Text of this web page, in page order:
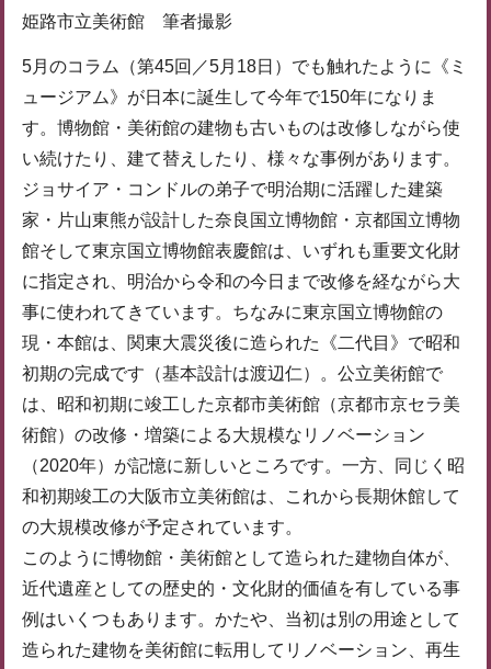
姫路市立美術館 筆者撮影
5月のコラム（第45回／5月18日）でも触れたように《ミ
ュージアム》が日本に誕生して今年で150年になりま
す。博物館・美術館の建物も古いものは改修しながら使
い続けたり、建て替えしたり、様々な事例があります。
ジョサイア・コンドルの弟子で明治期に活躍した建築
家・片山東熊が設計した奈良国立博物館・京都国立博物
館そして東京国立博物館表慶館は、いずれも重要文化財
に指定され、明治から令和の今日まで改修を経ながら大
事に使われてきています。ちなみに東京国立博物館の
現・本館は、関東大震災後に造られた《二代目》で昭和
初期の完成です（基本設計は渡辺仁）。公立美術館で
は、昭和初期に竣工した京都市美術館（京都市京セラ美
術館）の改修・増築による大規模なリノベーション
（2020年）が記憶に新しいところです。一方、同じく昭
和初期竣工の大阪市立美術館は、これから長期休館して
の大規模改修が予定されています。
このように博物館・美術館として造られた建物自体が、
近代遺産としての歴史的・文化財的価値を有している事
例はいくつもあります。かたや、当初は別の用途として
造られた建物を美術館に転用してリノベーション、再生